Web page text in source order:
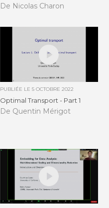
De Nicolas Charon
PUBLIÉE LE 5 OCTOBRE 2022
Optimal Transport - Part 1
De Quentin Mérigot